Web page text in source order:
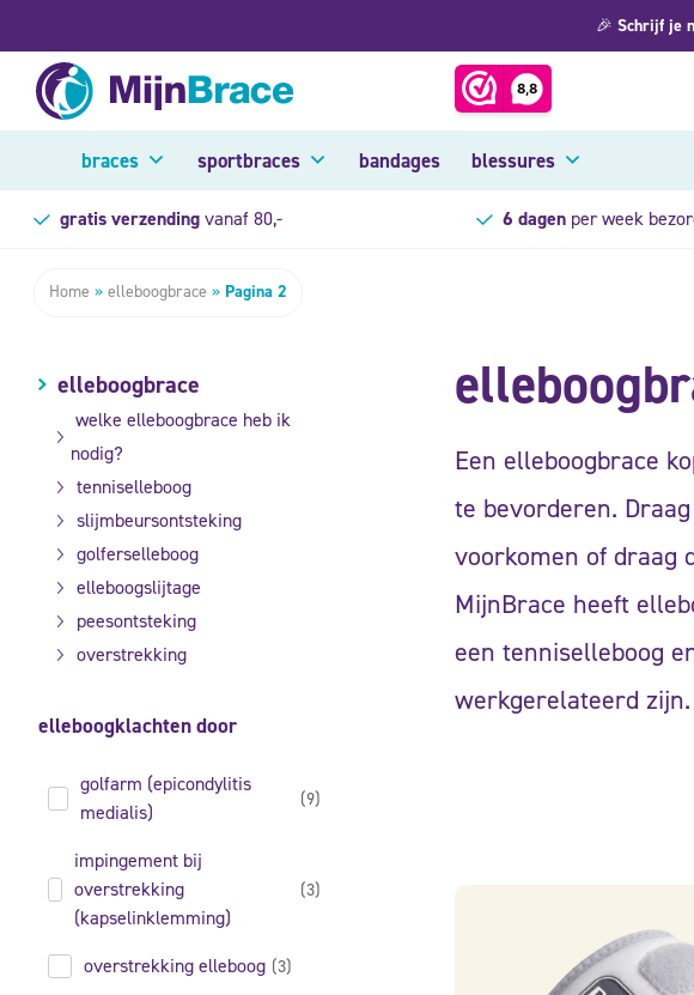
🎉 Schrijf je
braces sportbraces bandages blessures
gratis verzendingvanaf 80,- 6 dagenper week
Home » elleboogbrace » Pagina 2
Een elleboogbrace
te bevorderen.
voorkomen of draag
MijnBrace heeft
een tenniselleboog
werkgerelateerd zijn.
elleboogbrace
welke elleboogbrace heb ik
nodig?
tenniselleboog
slijmbeursontsteking
golferselleboog
elleboogslijtage
peesontsteking
overstrekking
elleboogklachten door
golfarm (epicondylitis
medialis)
(9)
impingement bij
overstrekking
(kapselinklemming)
(3)
overstrekking elleboog (3)